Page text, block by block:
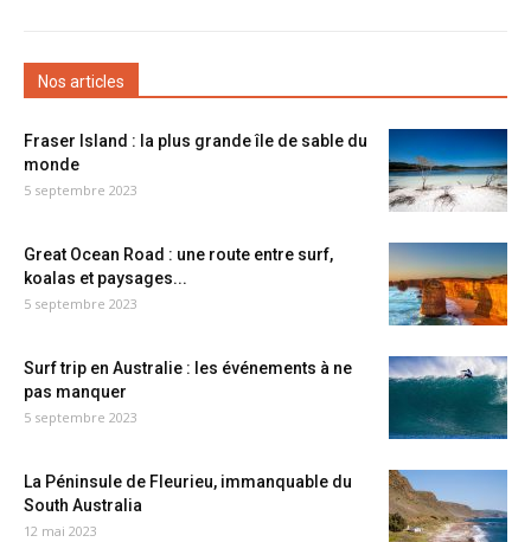
Nos articles
Fraser Island : la plus grande île de sable du
monde
5 septembre 2023
Great Ocean Road : une route entre surf,
koalas et paysages...
5 septembre 2023
Surf trip en Australie : les événements à ne
pas manquer
5 septembre 2023
La Péninsule de Fleurieu, immanquable du
South Australia
12 mai 2023